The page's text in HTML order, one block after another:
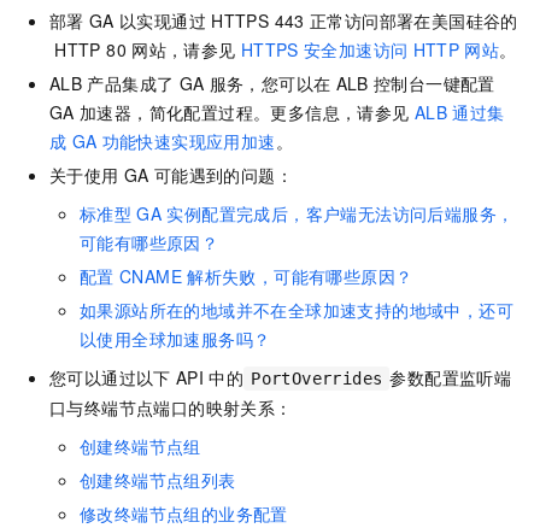
部署 GA 以实现通过 HTTPS 443 正常访问部署在美国硅谷的
HTTP 80 网站，请参见 HTTPS 安全加速访问 HTTP 网站。
ALB 产品集成了 GA 服务，您可以在 ALB 控制台一键配置
GA 加速器，简化配置过程。更多信息，请参见 ALB 通过集
成 GA 功能快速实现应用加速 。
关于使用 GA 可能遇到的问题：
标准型 GA 实例配置完成后，客户端无法访问后端服务，
可能有哪些原因？
配置 CNAME 解析失败，可能有哪些原因？
如果源站所在的地域并不在全球加速支持的地域中，还可
以使用全球加速服务吗？
您可以通过以下 API 中的 PortOverrides 参数配置监听端
口与终端节点端口的映射关系：
创建终端节点组
创建终端节点组列表
修改终端节点组的业务配置